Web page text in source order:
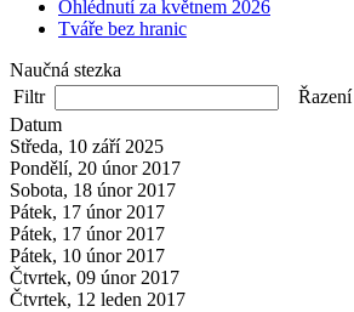
Ohlédnutí za květnem 2026
Tváře bez hranic
Naučná stezka
Filtr
Řazení
Datum
Středa, 10 září 2025
Pondělí, 20 únor 2017
Sobota, 18 únor 2017
Pátek, 17 únor 2017
Pátek, 17 únor 2017
Pátek, 10 únor 2017
Čtvrtek, 09 únor 2017
Čtvrtek, 12 leden 2017